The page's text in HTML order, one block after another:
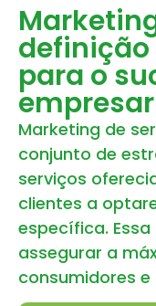
definição
para o
Marketing de
conjunto de
serviços
clientes a
específica.
assegurar a
consumidores e